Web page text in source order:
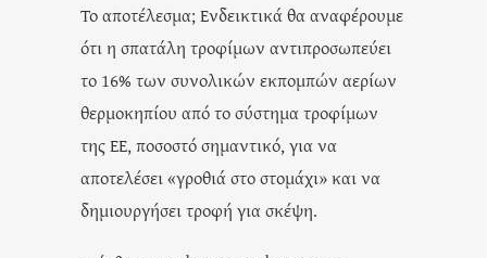
Το αποτέλεσμα; Ενδεικτικά θα αναφέρουμε
ότι η σπατάλη τροφίμων αντιπροσωπεύει
το 16% των συνολικών εκπομπών αερίων
θερμοκηπίου από το σύστημα τροφίμων
της ΕΕ, ποσοστό σημαντικό, για να
αποτελέσει «γροθιά στο στομάχι» και να
δημιουργήσει τροφή για σκέψη.